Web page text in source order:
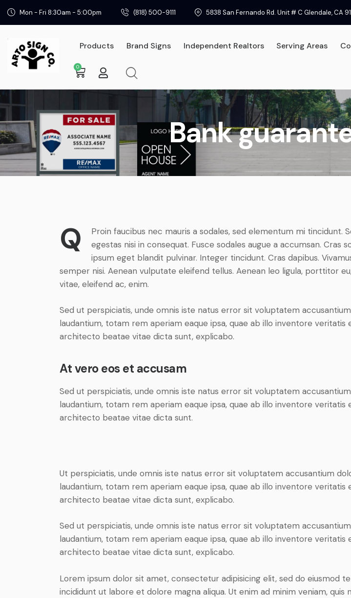
Mon - Fri 8:30am - 5:00pm (818) 500-9111 5838 San Fernando Rd. Unit # C Glendale, CA
Products Brand Signs Independent Realtors Serving Areas
0
Products Brand Signs Independent Realtors
Bank
Q
Proin faucibus nec mauris a sodales, sed elementum mi tincidunt.
egestas nisi in consequat. Fusce sodales augue a accumsan. Cras
ipsum eget blandit pulvinar. Integer tincidunt. Cras dapibus.
semper nisi. Aenean vulputate eleifend tellus. Aenean leo ligula, porttitor
vitae, eleifend ac, enim.
Sed ut perspiciatis, unde omnis iste natus error sit voluptatem
laudantium, totam rem aperiam eaque ipsa, quae ab illo inventore veritatis
architecto beatae vitae dicta sunt, explicabo.
At vero eos et accusam
Sed ut perspiciatis, unde omnis iste natus error sit voluptatem
laudantium, totam rem aperiam eaque ipsa, quae ab illo inventore veritatis
architecto beatae vitae dicta sunt.
Ut perspiciatis, unde omnis iste natus error sit voluptatem accusantium
laudantium, totam rem aperiam eaque ipsa, quae ab illo inventore veritatis
architecto beatae vitae dicta sunt, explicabo.
Sed ut perspiciatis, unde omnis iste natus error sit voluptatem
laudantium, totam rem aperiam eaque ipsa, quae ab illo inventore veritatis
architecto beatae vitae dicta sunt, explicabo.
Lorem ipsum dolor sit amet, consectetur adipisicing elit, sed do eiusmod
incididunt ut labore et dolore magna aliqua. Ut enim ad minim veniam, quis